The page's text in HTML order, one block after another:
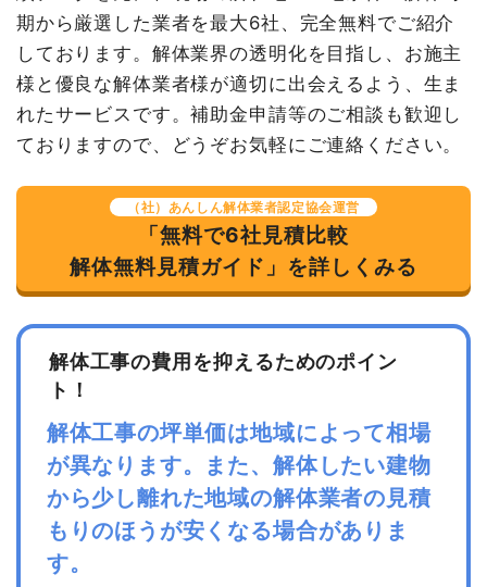
諸経費
150,000円
値引き
0円
小計
3,394,900円
消費税
339,490円
合計金額
3,734,390円
期から厳選した業者を最大6社、完全無料でご紹介
しております。解体業界の透明化を目指し、お施主
様と優良な解体業者様が適切に出会えるよう、生ま
れたサービスです。補助金申請等のご相談も歓迎し
ておりますので、どうぞお気軽にご連絡ください。
（社）あんしん解体業者認定協会運営
「無料で6社見積比較
解体無料見積ガイド」を詳しくみる
解体工事の費用を抑えるためのポイン
ト！
解体工事の坪単価は地域によって相場
が異なります。また、解体したい建物
から少し離れた地域の解体業者の見積
もりのほうが安くなる場合がありま
す。